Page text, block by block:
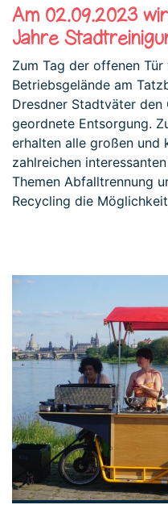
Am 02.09.2023
Jahre
Zum Tag der offenen
Betriebsgelände am
Dresdner Stadtväter den
geordnete Entsorgung.
erhalten alle großen und
zahlreichen
Themen Abfalltrennung
Recycling die